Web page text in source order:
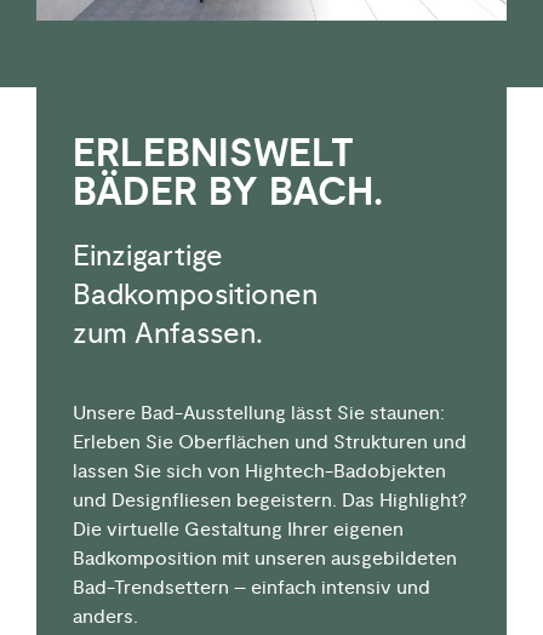
ERLEBNIS­­WELT
BÄDER BY BACH.
Einzigartige
Badkompositionen
zum Anfassen.
Unsere Bad-Ausstellung lässt Sie staunen:
Erleben Sie Oberflächen und Strukturen und
lassen Sie sich von Hightech-Badobjekten
und Designfliesen begeistern. Das Highlight?
Die virtuelle Gestaltung Ihrer eigenen
Badkomposition mit unseren ausgebildeten
Bad-Trendsettern – einfach intensiv und
anders.